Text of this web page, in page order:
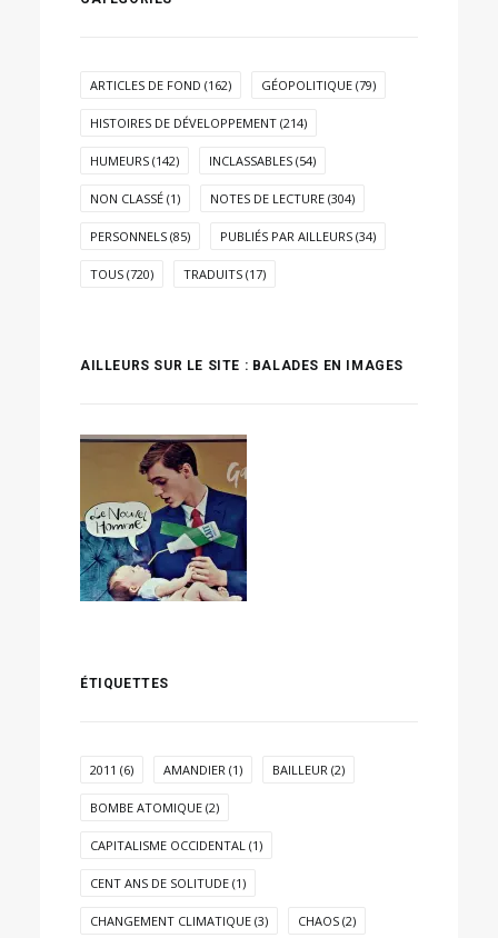
ARTICLES DE FOND (162) GÉOPOLITIQUE (79)
HISTOIRES DE DÉVELOPPEMENT (214)
HUMEURS (142) INCLASSABLES (54)
NON CLASSÉ (1) NOTES DE LECTURE (304)
PERSONNELS (85) PUBLIÉS PAR AILLEURS (34)
TOUS (720) TRADUITS (17)
AILLEURS SUR LE SITE : BALADES EN IMAGES
ÉTIQUETTES
2011 (6) AMANDIER (1) BAILLEUR (2)
BOMBE ATOMIQUE (2)
CAPITALISME OCCIDENTAL (1)
CENT ANS DE SOLITUDE (1)
CHANGEMENT CLIMATIQUE (3) CHAOS (2)